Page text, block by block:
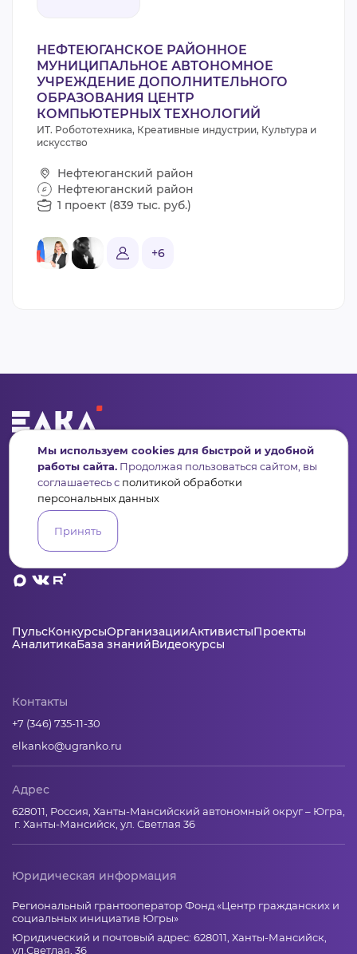
НЕФТЕЮГАНСКОЕ РАЙОННОЕ
МУНИЦИПАЛЬНОЕ АВТОНОМНОЕ
УЧРЕЖДЕНИЕ ДОПОЛНИТЕЛЬНОГО
ОБРАЗОВАНИЯ ЦЕНТР
КОМПЬЮТЕРНЫХ ТЕХНОЛОГИЙ
ИТ. Робототехника, Креативные индустрии, Культура и
искусство
Нефтеюганский район
Нефтеюганский район
1 проект (839 тыс. руб.)
+6
Сервис для некоммерческих организаций
и социальных предпринимателей
Подпишись на рассылку дайджест, новости, мероприятия
ПульсКонкурсыОрганизацииАктивистыПроекты
АналитикаБаза знанийВидеокурсы
Контакты
+7 (346) 735-11-30
elkanko@ugranko.ru
Адрес
628011, Россия, Ханты-Мансийский автономный округ – Югра,
г. Ханты-Мансийск, ул. Светлая 36
Юридическая информация
Региональный грантооператор Фонд «Центр гражданских и
социальных инициатив Югры»
Юридический и почтовый адрес: 628011, Ханты-Мансийск,
ул.Светлая, 36
Мы используем cookies для быстрой и удобной
работы сайта. Продолжая пользоваться сайтом, вы
соглашаетесь с политикой обработки
персональных данных
Принять